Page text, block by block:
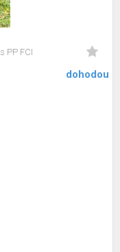
s PP FCI
dohodou